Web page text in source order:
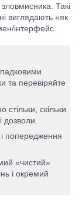
Такі
виглядають «як
інтерфейс.
та перевіряйте
скільки
дозволи.
попередження
«чистий»
і окремий